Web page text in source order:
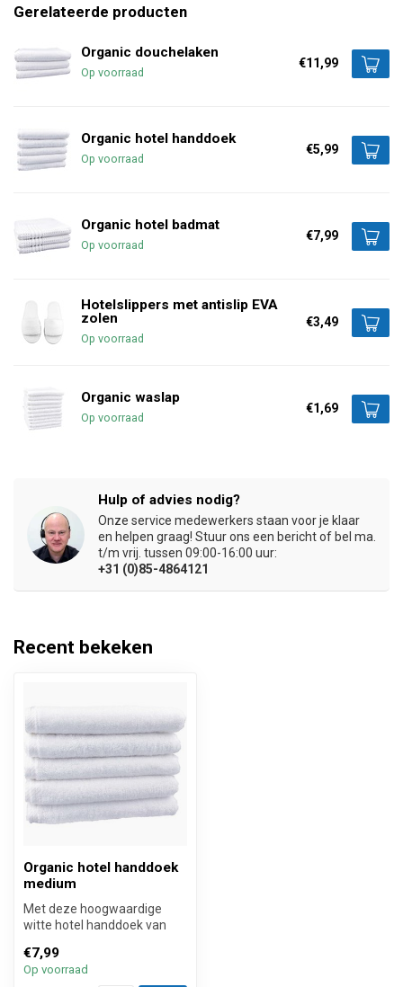
Gerelateerde producten
Organic douchelaken
Op voorraad
€11,99
Organic hotel handdoek
Op voorraad
€5,99
Organic hotel badmat
Op voorraad
€7,99
Hotelslippers met antislip EVA
zolen
Op voorraad
€3,49
Organic waslap
Op voorraad
€1,69
Hulp of advies nodig?
Onze service medewerkers staan voor je klaar
en helpen graag! Stuur ons een bericht of bel ma.
t/m vrij. tussen 09:00-16:00 uur:
+31 (0)85-4864121
Recent bekeken
Organic hotel handdoek
medium
Met deze hoogwaardige
witte hotel handdoek van
hoog ab...
€7,99
Op voorraad